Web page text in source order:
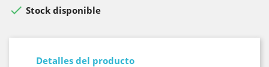
 Stock disponible
Detalles del producto